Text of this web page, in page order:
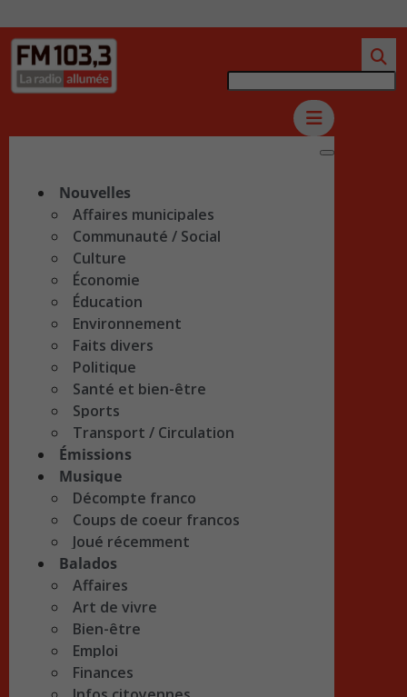
Nouvelles
Affaires municipales
Communauté / Social
Culture
Économie
Éducation
Environnement
Faits divers
Politique
Santé et bien-être
Sports
Transport / Circulation
Émissions
Musique
Décompte franco
Coups de coeur francos
Joué récemment
Balados
Affaires
Art de vivre
Bien-être
Emploi
Finances